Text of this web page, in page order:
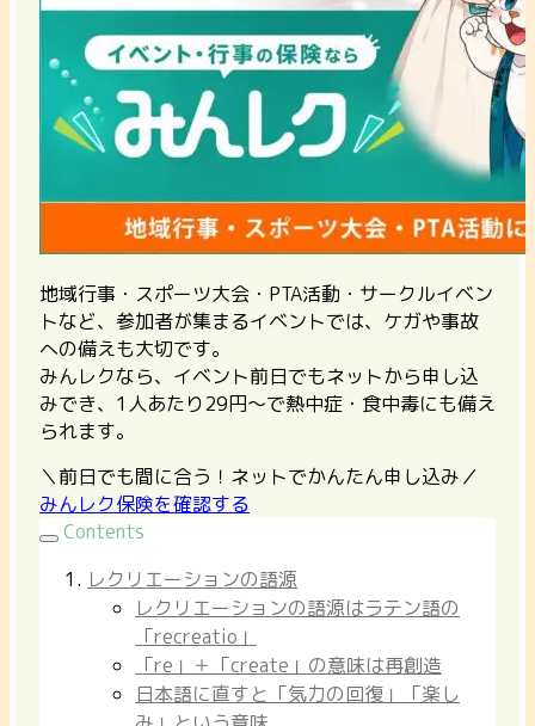
地域行事・スポーツ大会・PTA活動・サークルイベン
トなど、参加者が集まるイベントでは、ケガや事故
への備えも大切です。
みんレクなら、イベント前日でもネットから申し込
みでき、1人あたり29円〜で熱中症・食中毒にも備え
られます。
＼前日でも間に合う！ネットでかんたん申し込み／
みんレク保険を確認する
Contents
レクリエーションの語源
レクリエーションの語源はラテン語の
「recreatio」
「re」＋「create」の意味は再創造
日本語に直すと「気力の回復」「楽し